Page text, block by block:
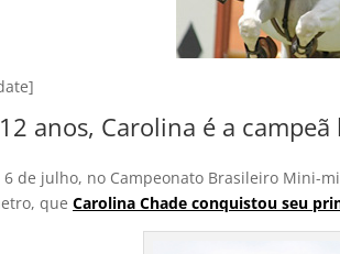
anos, Carolina é a
6 de julho, no Campeonato Brasileiro Mini-
que Carolina Chade conquistou seu